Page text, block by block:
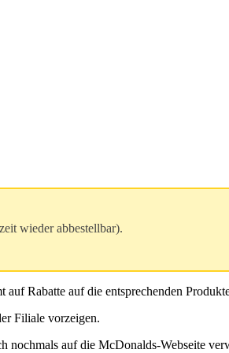
wieder abbestellbar).
Rabatte auf die entsprechenden
Filiale vorzeigen.
nochmals auf die McDonalds-Webseite